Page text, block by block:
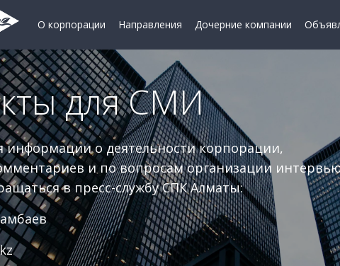
О корпорации Направления Дочерние компании
для СМИ
информации о деятельности корпорации,
и по вопросам организации
в пресс-службу СПК Алматы: